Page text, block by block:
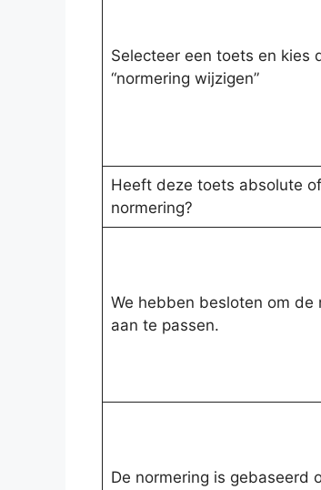
Selecteer een toets en kies
“normering wijzigen”
Heeft deze toets absolute
normering?
We hebben besloten om de
aan te passen.
De normering is gebaseerd